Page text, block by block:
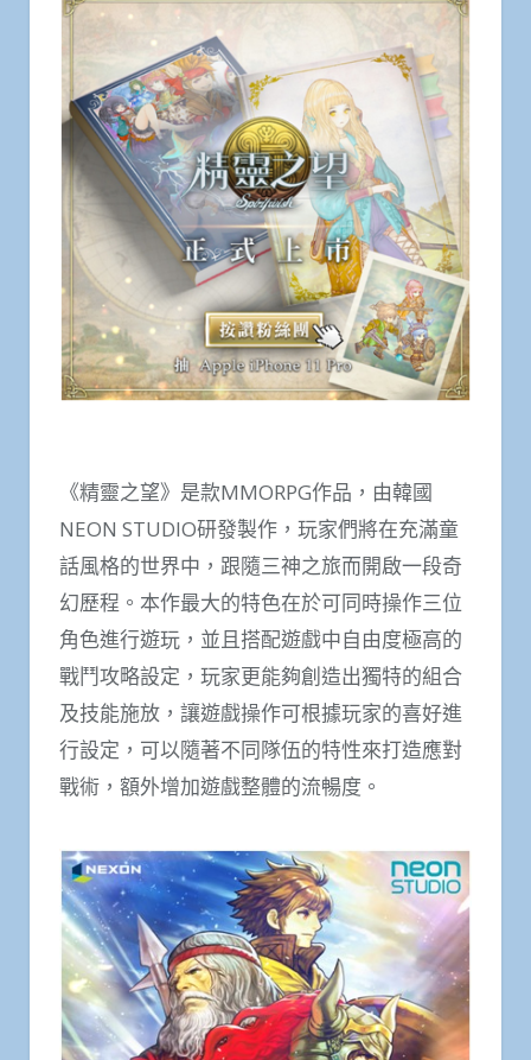
《精靈之望》是款MMORPG作品，由韓國
NEON STUDIO研發製作，玩家們將在充滿童
話風格的世界中，跟隨三神之旅而開啟一段奇
幻歷程。本作最大的特色在於可同時操作三位
角色進行遊玩，並且搭配遊戲中自由度極高的
戰鬥攻略設定，玩家更能夠創造出獨特的組合
及技能施放，讓遊戲操作可根據玩家的喜好進
行設定，可以隨著不同隊伍的特性來打造應對
戰術，額外增加遊戲整體的流暢度。